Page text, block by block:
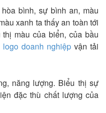
bình, sự bình an, màu
xanh ta thấy an toàn tới
màu của biển, của bầu
logo doanh nghiệpvận tải
năng lượng. Biểu thị sự
đặc thù chất lượng của